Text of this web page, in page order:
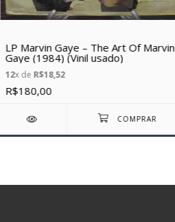
LP Marvin Gaye – The Art Of Marvin
Gaye (1984) (Vinil usado)
12x de R$18,52
R$180,00